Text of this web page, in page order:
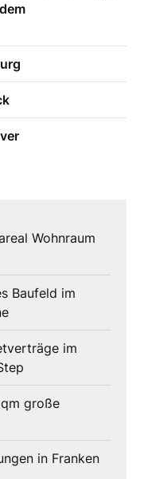
Wohnraum
Baufeld im
im
qm große
in Franken